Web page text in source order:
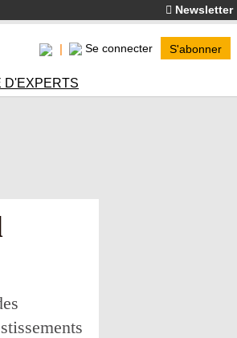
Newsletter
Se connecter S'abonner
D'EXPERTS